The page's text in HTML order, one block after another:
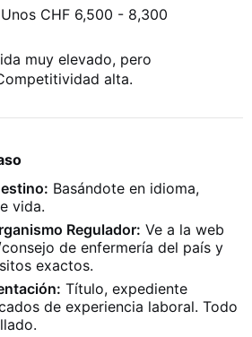
Unos CHF 6,500 - 8,300
muy elevado, pero
alta.
Basándote en idioma,
vida.
Regulador: Ve a la web
de enfermería del país y
exactos.
Título, expediente
de experiencia laboral. Todo